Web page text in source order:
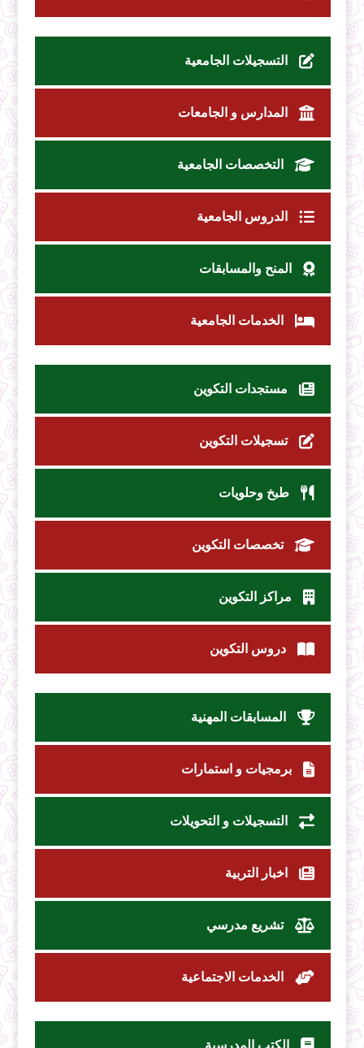
التسجيلات الجامعية
المدارس و الجامعات
التخصصات الجامعية
الدروس الجامعية
المنح والمسابقات
الخدمات الجامعية
مستجدات التكوين
تسجيلات التكوين
طبخ وحلويات
تخصصات التكوين
مراكز التكوين
دروس التكوين
المسابقات المهنية
برمجيات و استمارات
التسجيلات و التحويلات
اخبار التربية
تشريع مدرسي
الخدمات الاجتماعية
الكتب المدرسية